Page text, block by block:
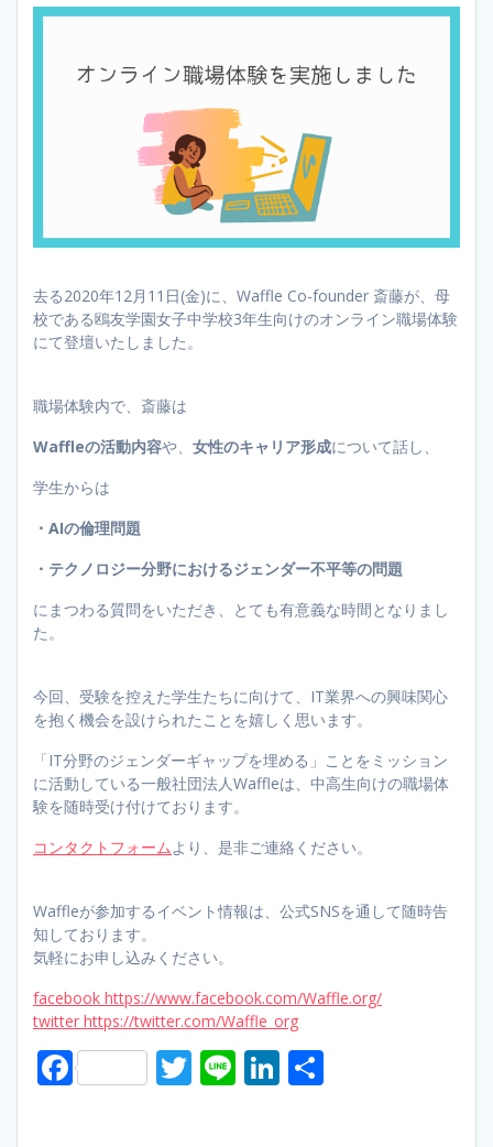
去る2020年12月11日(金)に、Waffle Co-founder 斎藤が、母
校である鴎友学園女子中学校3年生向けのオンライン職場体験
にて登壇いたしました。
職場体験内で、斎藤は
Waffleの活動内容や、 女性のキャリア形成について話し、
学生からは
・AIの倫理問題
・テクノロジー分野におけるジェンダー不平等の問題
にまつわる質問をいただき、とても有意義な時間となりまし
た。
今回、受験を控えた学生たちに向けて、IT業界への興味関心
を抱く機会を設けられたことを嬉しく思います。
「IT分野のジェンダーギャップを埋める」ことをミッション
に活動している一般社団法人Waffleは、中高生向けの職場体
験を随時受け付けております。
コンタクトフォーム より、是非ご連絡ください。
Waffleが参加するイベント情報は、公式SNSを通して随時告
知しております。
気軽にお申し込みください。
facebook https://www.facebook.com/Waffle.org/
twitter https://twitter.com/Waffle_org
F T Li Li